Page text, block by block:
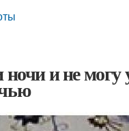
и не